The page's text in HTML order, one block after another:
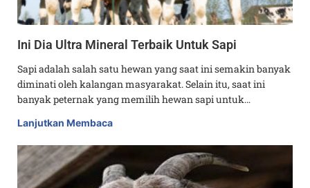
Ini Dia Ultra Mineral Terbaik Untuk Sapi
Sapi adalah salah satu hewan yang saat ini semakin banyak
diminati oleh kalangan masyarakat. Selain itu, saat ini
banyak peternak yang memilih hewan sapi untuk…
Lanjutkan Membaca